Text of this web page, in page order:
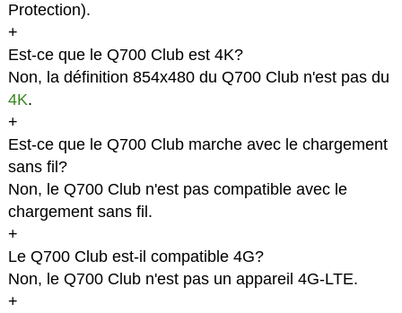
Protection).
+
Est-ce que le Q700 Club est 4K?
Non, la définition 854x480 du Q700 Club n'est pas du
4K.
+
Est-ce que le Q700 Club marche avec le chargement
sans fil?
Non, le Q700 Club n'est pas compatible avec le
chargement sans fil.
+
Le Q700 Club est-il compatible 4G?
Non, le Q700 Club n'est pas un appareil 4G-LTE.
+